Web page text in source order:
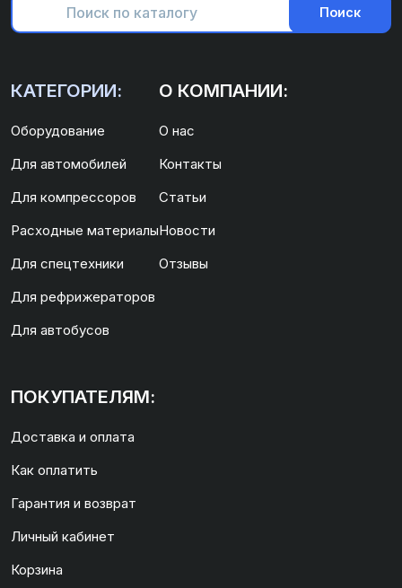
Поиск
КАТЕГОРИИ:
Оборудование
Для автомобилей
Для компрессоров
Расходные материалы
Для спецтехники
Для рефрижераторов
Для автобусов
О КОМПАНИИ:
О нас
Контакты
Статьи
Новости
Отзывы
ПОКУПАТЕЛЯМ:
Доставка и оплата
Как оплатить
Гарантия и возврат
Личный кабинет
Корзина